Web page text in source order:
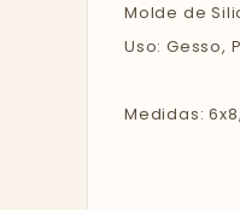
Molde de
Uso: Gesso,
Medidas: